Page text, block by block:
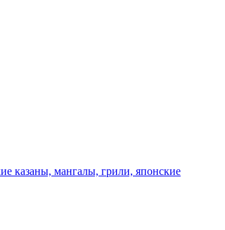
казаны, мангалы, грили, японские